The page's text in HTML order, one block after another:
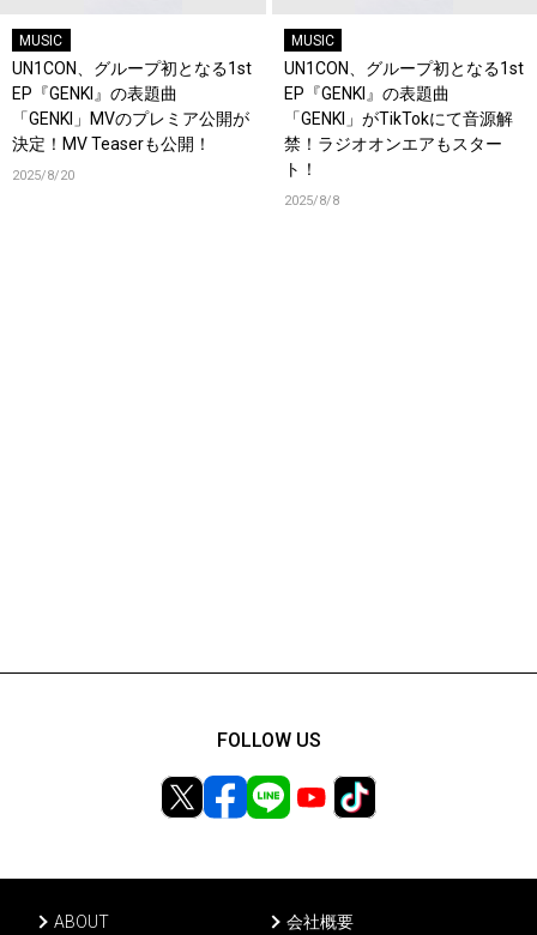
MUSIC
UN1CON、グループ初となる1st
EP『GENKI』の表題曲
「GENKI」MVのプレミア公開が
決定！MV Teaserも公開！
2025/8/20
MUSIC
UN1CON、グループ初となる1st
EP『GENKI』の表題曲
「GENKI」がTikTokにて音源解
禁！ラジオオンエアもスター
ト！
2025/8/8
ABOUT 会社概要
FOLLOW US